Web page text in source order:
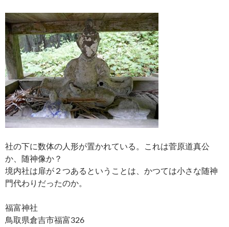
社の下に数体の人形が置かれている。これは菅原道真公
か、随神像か？
境内社は扉が２つあるということは、かつては小さな随神
門代わりだったのか。
福富神社
鳥取県倉吉市福富326